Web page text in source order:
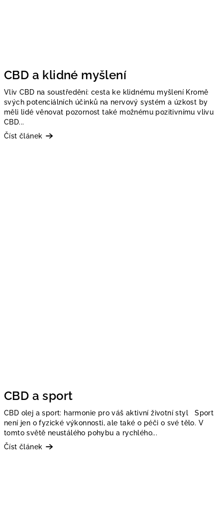
CBD a klidné myšlení
Vliv CBD na soustředění: cesta ke klidnému myšlení Kromě
svých potenciálních účinků na nervový systém a úzkost by
měli lidé věnovat pozornost také možnému pozitivnímu vlivu
CBD...
Číst článek
CBD a sport
CBD olej a sport: harmonie pro váš aktivní životní styl Sport
není jen o fyzické výkonnosti, ale také o péči o své tělo. V
tomto světě neustálého pohybu a rychlého...
Číst článek